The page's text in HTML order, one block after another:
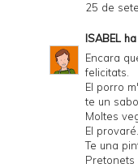
25 de
ISABEL
Encara
felicitats.
El porro
te un
Moltes
El provaré.
Te una
Pretonets